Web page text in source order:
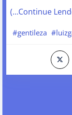
(…Continue
#gentileza